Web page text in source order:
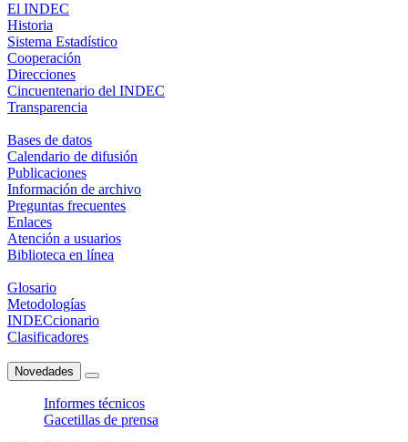
El INDEC
Historia
Sistema Estadístico
Cooperación
Direcciones
Cincuentenario del INDEC
Transparencia
Bases de datos
Calendario de difusión
Publicaciones
Información de archivo
Preguntas frecuentes
Enlaces
Atención a usuarios
Biblioteca en línea
Glosario
Metodologías
INDECcionario
Clasificadores
Novedades
Informes técnicos
Gacetillas de prensa